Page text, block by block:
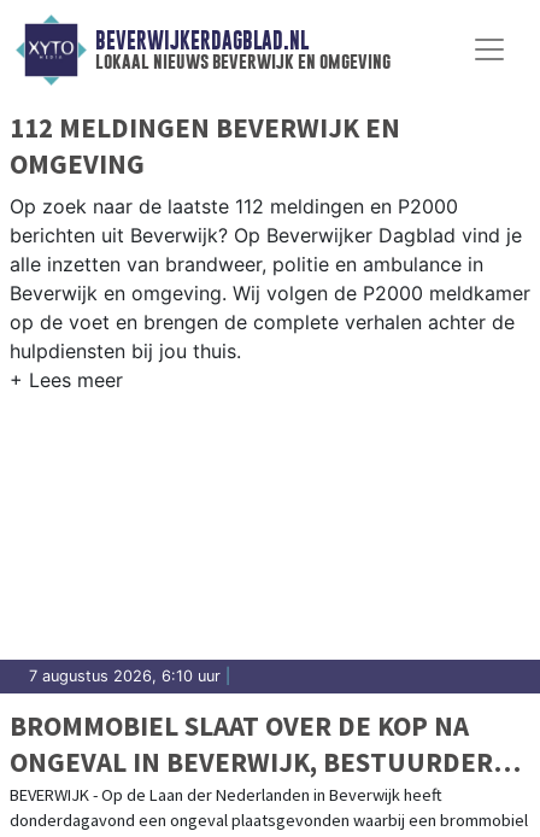
BEVERWIJKERDAGBLAD.NL
lokaal nieuws beverwijk en omgeving
112 MELDINGEN BEVERWIJK EN
OMGEVING
Op zoek naar de laatste 112 meldingen en P2000
berichten uit Beverwijk? Op Beverwijker Dagblad vind je
alle inzetten van brandweer, politie en ambulance in
Beverwijk en omgeving. Wij volgen de P2000 meldkamer
op de voet en brengen de complete verhalen achter de
hulpdiensten bij jou thuis.
7 augustus 2026, 6:10 uur
BROMMOBIEL SLAAT OVER DE KOP NA
ONGEVAL IN BEVERWIJK, BESTUURDER
ONGEDEERD
BEVERWIJK - Op de Laan der Nederlanden in Beverwijk heeft
donderdagavond een ongeval plaatsgevonden waarbij een brommobiel